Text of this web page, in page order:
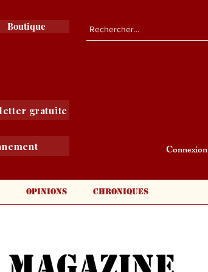
Boutique
gratuite
Connexion
Opinions Chroniques